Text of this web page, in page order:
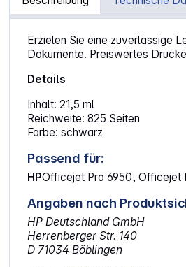
Artikelinformationen "HP
Erzielen Sie eine zuverlässige
Dokumente. Preiswertes
Details
Inhalt: 21,5 ml
Reichweite: 825 Seiten
Farbe: schwarz
Passend für:
HPOfficejet Pro 6950, Officejet
Angaben nach
HP Deutschland GmbH
Herrenberger Str. 140
D 71034 Böblingen